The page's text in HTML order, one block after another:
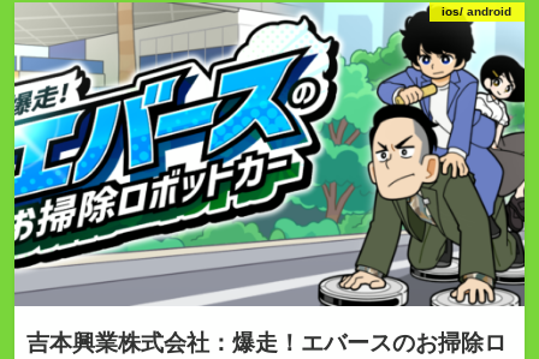
ios/ android
吉本興業株式会社：爆走！エバースのお掃除ロ